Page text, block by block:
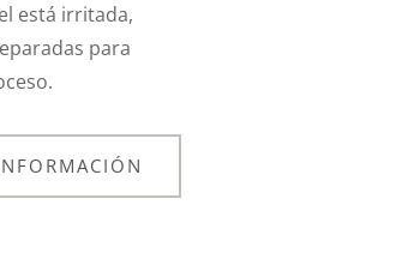
está irritada,
para